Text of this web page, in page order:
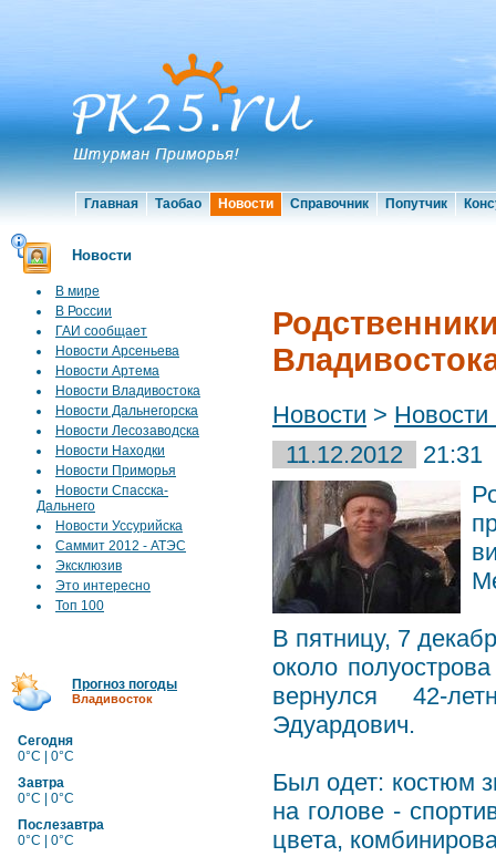
Главная Таобао Новости Справочник Попутчик
Новости
В мире
В России
ГАИ сообщает
Новости Арсеньева
Новости Артема
Новости Владивостока
Новости Дальнегорска
Новости Лесозаводска
Новости Находки
Новости Приморья
Новости Спасска-
Дальнего
Новости Уссурийска
Саммит 2012 - АТЭС
Эксклюзив
Это интересно
Топ 100
Прогноз погоды
Владивосток
Сегодня
0°C | 0°C
Завтра
0°C | 0°C
Послезавтра
0°C | 0°C
Новости > Новости
11.12.2012
21:31
В пятницу, 7
около
вернулся 42-
Эдуардович.
Был одет: костюм
на голове -
цвета,